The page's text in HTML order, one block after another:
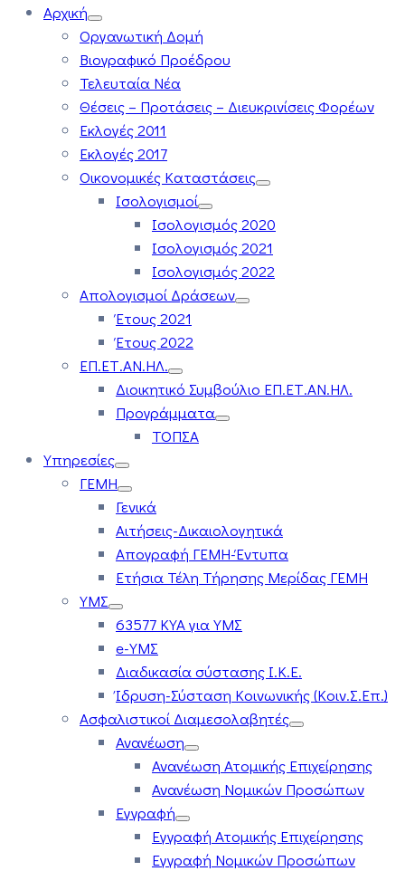
Αρχική
Οργανωτική Δομή
Βιογραφικό Προέδρου
Τελευταία Νέα
Θέσεις – Προτάσεις – Διευκρινίσεις Φορέων
Εκλογές 2011
Εκλογές 2017
Οικονομικές Καταστάσεις
Ισολογισμοί
Ισολογισμός 2020
Ισολογισμός 2021
Ισολογισμός 2022
Απολογισμοί Δράσεων
Έτους 2021
Έτους 2022
ΕΠ.ΕΤ.ΑΝ.ΗΛ.
Διοικητικό Συμβούλιο ΕΠ.ΕΤ.ΑΝ.ΗΛ.
Προγράμματα
ΤΟΠΣΑ
Υπηρεσίες
ΓΕΜΗ
Γενικά
Αιτήσεις-Δικαιολογητικά
Απογραφή ΓΕΜΗ-Έντυπα
Ετήσια Τέλη Τήρησης Μερίδας ΓΕΜΗ
ΥΜΣ
63577 ΚΥΑ για ΥΜΣ
e-ΥΜΣ
Διαδικασία σύστασης Ι.Κ.Ε.
Ίδρυση-Σύσταση Κοινωνικής (Κοιν.Σ.Επ.)
Ασφαλιστικοί Διαμεσολαβητές
Ανανέωση
Ανανέωση Ατομικής Επιχείρησης
Ανανέωση Νομικών Προσώπων
Εγγραφή
Εγγραφή Ατομικής Επιχείρησης
Εγγραφή Νομικών Προσώπων